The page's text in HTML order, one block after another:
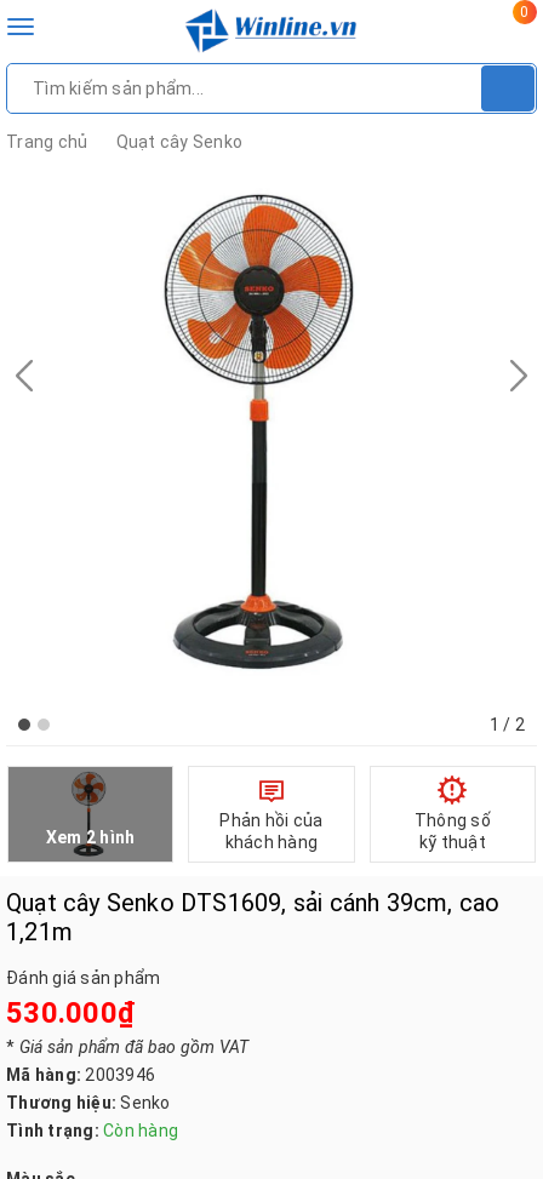
Toggle
0
Trang chủ Quạt cây Senko
1 / 2
Xem 2 hình
Phản hồi của
khách hàng
Thông số
kỹ thuật
Quạt cây Senko DTS1609, sải cánh 39cm, cao
1,21m
Đánh giá sản phẩm
530.000₫
* Giá sản phẩm đã bao gồm VAT
Mã hàng: 2003946
Thương hiệu: Senko
Tình trạng: Còn hàng